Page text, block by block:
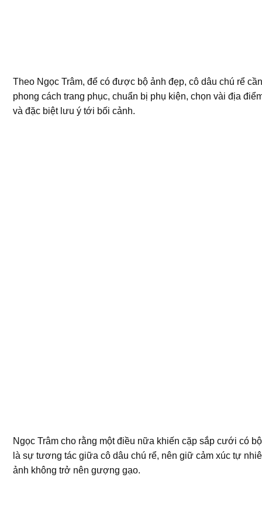
Theo Ngọc Trâm, để có được bộ ảnh đẹp, cô dâu chú rể
phong cách trang phục, chuẩn bị phụ kiện, chọn vài địa
và đặc biệt lưu ý tới bối cảnh.
Ngọc Trâm cho rằng một điều nữa khiến cặp sắp cưới có
là sự tương tác giữa cô dâu chú rể, nên giữ cảm xúc tự
ảnh không trở nên gượng gạo.